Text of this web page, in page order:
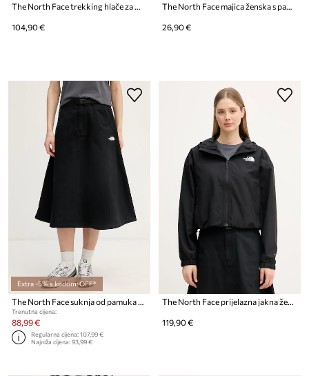
The North Face trekking hlače za muškarce Exploration
104,90 €
The North Face majica ženska s pamukom EVOLUTION
26,90 €
Extra -5% s kodom: OFF*
Trenutna cijena:
88,99 €
Regularna cijena:107,99 €
Najniža cijena:93,99 €
119,90 €